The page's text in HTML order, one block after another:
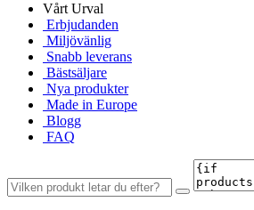
Vårt Urval
Erbjudanden
Miljövänlig
Snabb leverans
Bästsäljare
Nya produkter
Made in Europe
Blogg
FAQ